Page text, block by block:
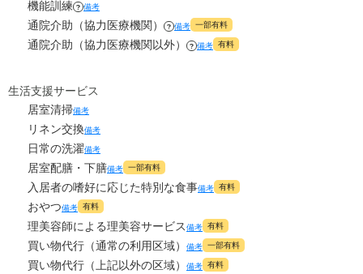
上乗せ介護費
その他 0
介護保険料
機能訓練 ? 備考
通院介助（協力医療機関） ? 備考 一部有料
通院介助（協力医療機関以外） ? 備考 有料
生活支援サービス
居室清掃備考
リネン交換備考
日常の洗濯備考
居室配膳・下膳備考 一部有料
入居者の嗜好に応じた特別な食事備考 有料
おやつ備考 有料
理美容師による理美容サービス備考 有料
買い物代行（通常の利用区域） 備考 一部有料
買い物代行（上記以外の区域） 備考 有料